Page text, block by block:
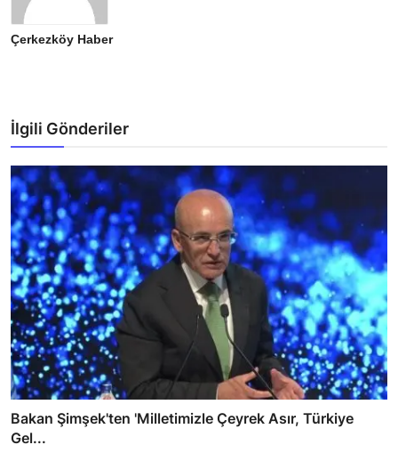
Çerkezköy Haber
İlgili Gönderiler
Bakan Şimşek'ten 'Milletimizle Çeyrek Asır, Türkiye
Gel...